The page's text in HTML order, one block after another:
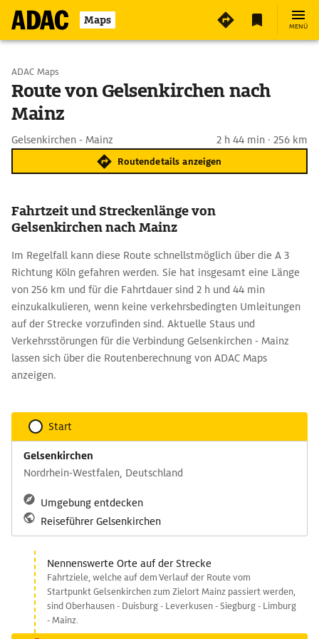
Maps MENÜ
Start wählen
Ziel eingeben
ADAC Maps
Route von Gelsenkirchen nach
Mainz
Gelsenkirchen - Mainz 2 h 44 min · 256 km
Routendetails anzeigen
Fahrtzeit und Streckenlänge von
Gelsenkirchen nach Mainz
Im Regelfall kann diese Route schnellstmöglich über die A 3
Richtung Köln gefahren werden. Sie hat insgesamt eine Länge
von 256 km und für die Fahrtdauer sind 2 h und 44 min
einzukalkulieren, wenn keine verkehrsbedingten Umleitungen
auf der Strecke vorzufinden sind. Aktuelle Staus und
Verkehrsstörungen für die Verbindung Gelsenkirchen - Mainz
lassen sich über die Routenberechnung von ADAC Maps
anzeigen.
Start
Gelsenkirchen
Nordrhein-Westfalen, Deutschland
Umgebung entdecken
Reiseführer Gelsenkirchen
Nennenswerte Orte auf der Strecke
Fahrtziele, welche auf dem Verlauf der Route vom
Startpunkt Gelsenkirchen zum Zielort Mainz passiert werden,
sind Oberhausen - Duisburg - Leverkusen - Siegburg - Limburg
- Mainz.